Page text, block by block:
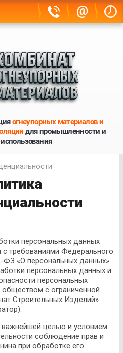
@
огнеупорных материалов и
для промышленности и
персональных данных
с требованиями Федерального
ФЗ «О персональных данных»
персональных данных и
персональных
с ограниченной
Строительных Изделий»
важнейшей целью и условием
соблюдение прав и
при обработке его